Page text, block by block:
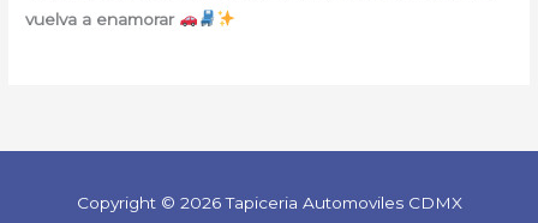
vuelva a enamorar
Copyright © 2026 Tapiceria Automoviles CDMX